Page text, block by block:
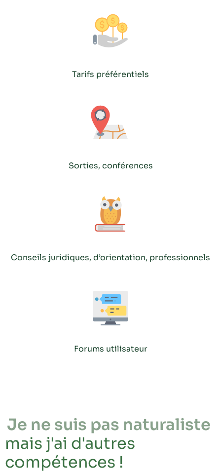
Tarifs préférentiels
Sorties, conférences
Conseils juridiques, d’orientation, professionnels
Forums utilisateur
Je ne suis pas naturaliste
mais j'ai d'autres
compétences !